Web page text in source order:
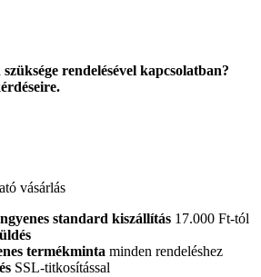
rendelésével kapcsolatban?
vásárlás
standard kiszállítás 17.000 Ft-tól
termékminta minden rendeléshez
SSL-titkosítással